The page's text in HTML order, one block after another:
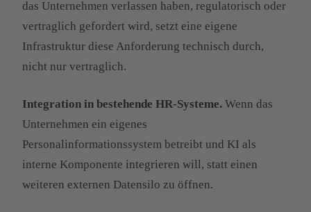
das Unternehmen verlassen haben, regulatorisch oder
vertraglich gefordert wird, setzt eine eigene
Infrastruktur diese Anforderung technisch durch,
nicht nur vertraglich.
Integration in bestehende HR-Systeme. Wenn das
Unternehmen ein eigenes
Personalinformationssystem betreibt und KI als
interne Komponente integrieren will, statt einen
weiteren externen Datensilo zu öffnen.